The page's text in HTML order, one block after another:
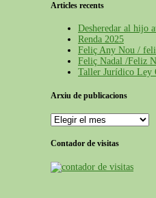
Articles recents
Desheredar al hijo
Renda 2025
Feliç Any Nou /
Feliç Nadal /Feliz
Taller Jurídico Ley
Arxiu de publicacions
Arxiu
de
publicacions
Contador de visitas